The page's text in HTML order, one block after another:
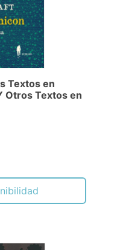
Textos en
Otros Textos en